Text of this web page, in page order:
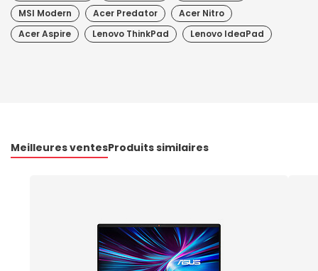
MSI Modern
Acer Predator
Acer Nitro
Acer Aspire
Lenovo ThinkPad Lenovo IdeaPad
Meilleures ventesProduits similaires